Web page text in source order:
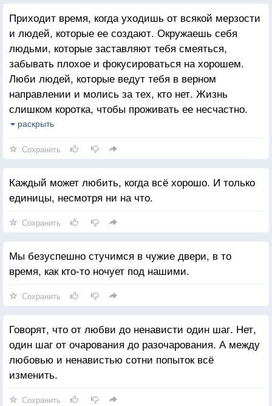
Приходит время, когда уходишь от всякой мерзости
и людей, которые ее создают. Окружаешь себя
людьми, которые заставляют тебя смеяться,
забывать плохое и фокусироваться на хорошем.
Люби людей, которые ведут тебя в верном
направлении и молись за тех, кто нет. Жизнь
слишком коротка, чтобы проживать ее несчастно.
Падение - это часть жизни, но восстание - сама
раскрыть
Сохранить
Каждый может любить, когда всё хорошо. И только
единицы, несмотря ни на что.
Сохранить
Мы безуспешно стучимся в чужие двери, в то
время, как кто-то ночует под нашими.
Сохранить
Говорят, что от любви до ненависти один шаг. Нет,
один шаг от очарования до разочарования. А между
любовью и ненавистью сотни попыток всё
изменить.
Сохранить